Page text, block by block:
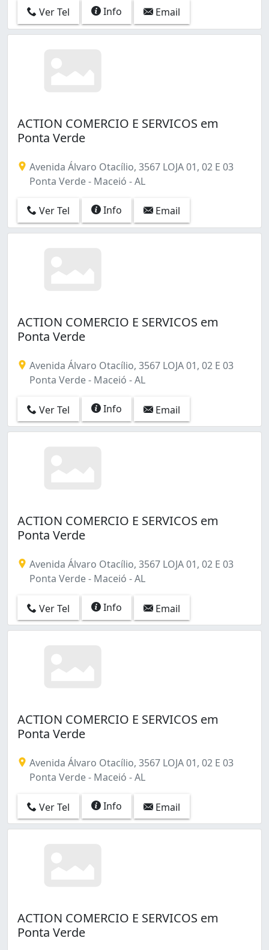
Ver Tel Info Email
ACTION COMERCIO E SERVICOS em
Ponta Verde
Avenida Álvaro Otacílio, 3567 LOJA 01, 02 E 03
Ponta Verde - Maceió - AL
Ver Tel Info Email
ACTION COMERCIO E SERVICOS em
Ponta Verde
Avenida Álvaro Otacílio, 3567 LOJA 01, 02 E 03
Ponta Verde - Maceió - AL
Ver Tel Info Email
ACTION COMERCIO E SERVICOS em
Ponta Verde
Avenida Álvaro Otacílio, 3567 LOJA 01, 02 E 03
Ponta Verde - Maceió - AL
Ver Tel Info Email
ACTION COMERCIO E SERVICOS em
Ponta Verde
Avenida Álvaro Otacílio, 3567 LOJA 01, 02 E 03
Ponta Verde - Maceió - AL
Ver Tel Info Email
ACTION COMERCIO E SERVICOS em
Ponta Verde